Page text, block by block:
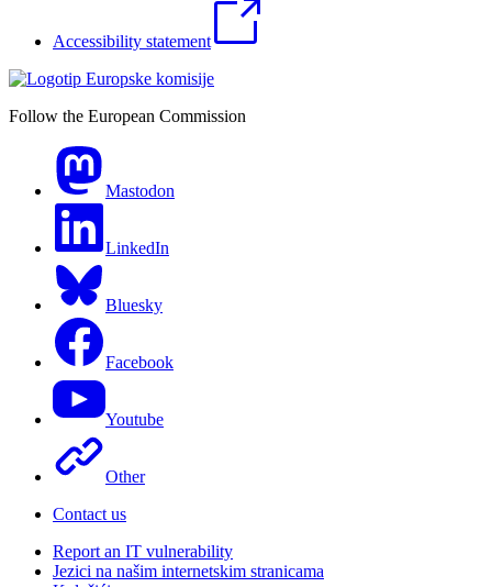
Accessibility statement
Follow the European Commission
Mastodon
LinkedIn
Bluesky
Facebook
Youtube
Other
Contact us
Report an IT vulnerability
Jezici na našim internetskim stranicama